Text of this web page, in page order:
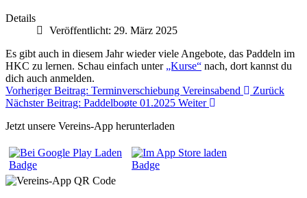
Details
Veröffentlicht: 29. März 2025
Es gibt auch in diesem Jahr wieder viele Angebote, das Paddeln im
HKC zu lernen. Schau einfach unter „Kurse“ nach, dort kannst du
dich auch anmelden.
Vorheriger Beitrag: Terminverschiebung Vereinsabend
Zurück
Nächster Beitrag: Paddelboøte 01.2025 Weiter
Jetzt unsere Vereins-App herunterladen